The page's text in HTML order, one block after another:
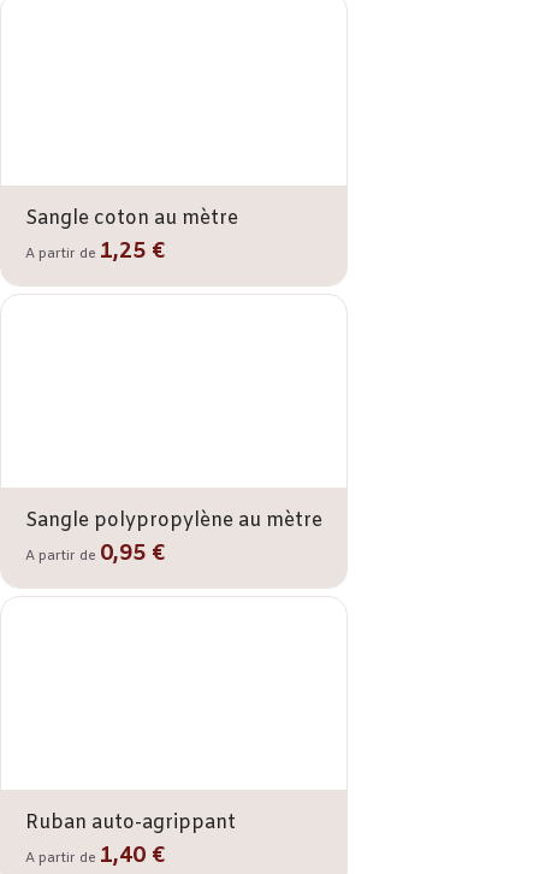
Sangle coton au mètre
A partir de 1,25 €
Sangle polypropylène au mètre
A partir de 0,95 €
Ruban auto-agrippant
A partir de 1,40 €